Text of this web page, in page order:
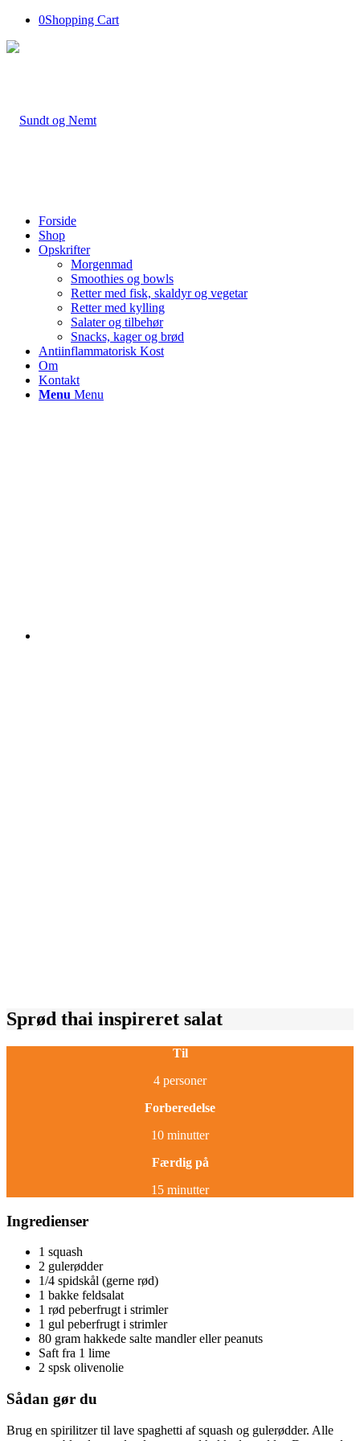
0Shopping Cart
Forside
Shop
Opskrifter
Morgenmad
Smoothies og bowls
Retter med fisk, skaldyr og vegetar
Retter med kylling
Salater og tilbehør
Snacks, kager og brød
Antiinflammatorisk Kost
Om
Kontakt
Menu Menu
Sprød thai inspireret salat
Til
4 personer
Forberedelse
10 minutter
Færdig på
15 minutter
Ingredienser
1 squash
2 gulerødder
1/4 spidskål (gerne rød)
1 bakke feldsalat
1 rød peberfrugt i strimler
1 gul peberfrugt i strimler
80 gram hakkede salte mandler eller peanuts
Saft fra 1 lime
2 spsk olivenolie
Sådan gør du
Brug en spirilitzer til lave spaghetti af squash og gulerødder. Alle